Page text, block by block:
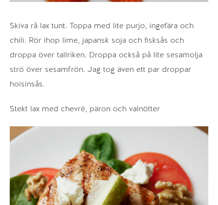
Skiva rå lax tunt. Toppa med lite purjo, ingefära och
chili. Rör ihop lime, japansk soja och fisksås och
droppa över tallriken. Droppa också på lite sesamolja
strö över sesamfrön. Jag tog även ett par droppar
hoisinsås.
Stekt lax med chevré, päron och valnötter